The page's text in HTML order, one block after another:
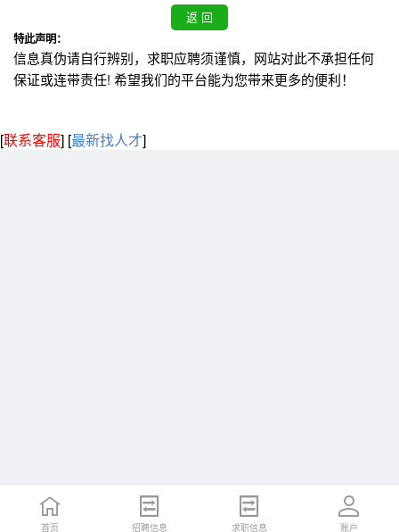
特此声明：
信息真伪请自行辨别，求职应聘须谨慎，网站对此不承担任何
保证或连带责任! 希望我们的平台能为您带来更多的便利！
[联系客服] [最新找人才]
首页 招聘信息 求职信息 账户